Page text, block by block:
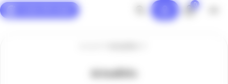
0
Actualités
Panneau de gestion des cookies